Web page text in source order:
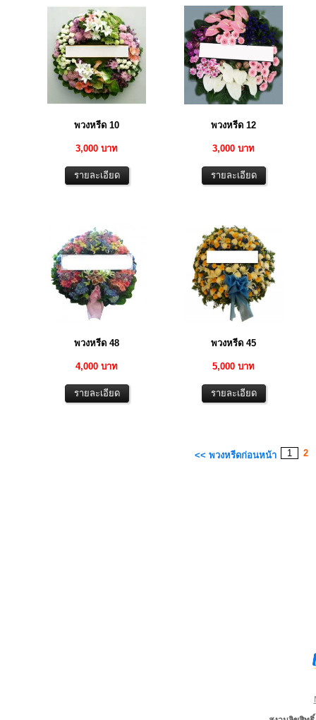
พวงหรีด 10
3,000 บาท
พวงหรีด 12
3,000 บาท
พวงหรีด 48
4,000 บาท
พวงหรีด 45
5,000 บาท
<< พวงหรีดก่อนหน้า 1 2